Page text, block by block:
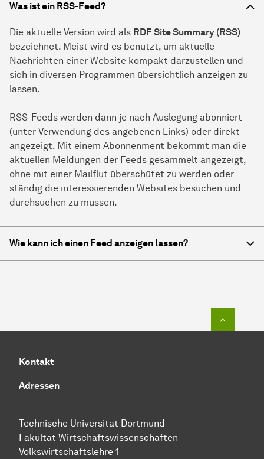
Was ist ein RSS-Feed?
Die aktuelle Version wird als RDF Site Summary (RSS)
bezeichnet. Meist wird es benutzt, um aktuelle
Nachrichten einer Website kompakt darzustellen und
sich in diversen Programmen übersichtlich anzeigen zu
lassen.
RSS-Feeds werden dann je nach Auslegung abonniert
(unter Verwendung des angebenen Links) oder direkt
angezeigt. Mit einem Abonnenment bekommt man die
aktuellen Meldungen der Feeds gesammelt angezeigt,
ohne mit einer Mailflut überschütet zu werden oder
ständig die interessierenden Websites besuchen und
durchsuchen zu müssen.
Wie kann ich einen Feed anzeigen lassen?
Kontakt
Adressen
Technische Uni­ver­si­tät Dort­mund
Fakultät Wirtschafts­wissen­schaften
Volks­wirt­schafts­leh­re 1